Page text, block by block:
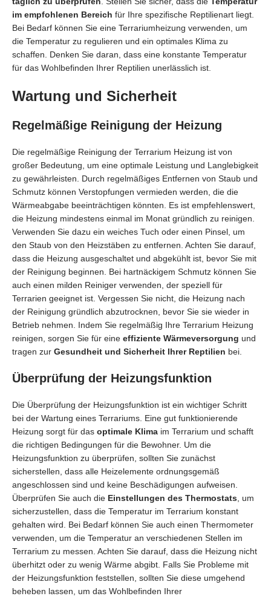
im empfohlenen Bereich für Ihre spezifische Reptilienart liegt.
Bei Bedarf können Sie eine Terrariumheizung verwenden, um
die Temperatur zu regulieren und ein optimales Klima zu
schaffen. Denken Sie daran, dass eine konstante Temperatur
für das Wohlbefinden Ihrer Reptilien unerlässlich ist.
Wartung und Sicherheit
Regelmäßige Reinigung der Heizung
Die regelmäßige Reinigung der Terrarium Heizung ist von
großer Bedeutung, um eine optimale Leistung und Langlebigkeit
zu gewährleisten. Durch regelmäßiges Entfernen von Staub und
Schmutz können Verstopfungen vermieden werden, die die
Wärmeabgabe beeinträchtigen könnten. Es ist empfehlenswert,
die Heizung mindestens einmal im Monat gründlich zu reinigen.
Verwenden Sie dazu ein weiches Tuch oder einen Pinsel, um
den Staub von den Heizstäben zu entfernen. Achten Sie darauf,
dass die Heizung ausgeschaltet und abgekühlt ist, bevor Sie mit
der Reinigung beginnen. Bei hartnäckigem Schmutz können Sie
auch einen milden Reiniger verwenden, der speziell für
Terrarien geeignet ist. Vergessen Sie nicht, die Heizung nach
der Reinigung gründlich abzutrocknen, bevor Sie sie wieder in
Betrieb nehmen. Indem Sie regelmäßig Ihre Terrarium Heizung
reinigen, sorgen Sie für eine effiziente Wärmeversorgung und
tragen zur Gesundheit und Sicherheit Ihrer Reptilien bei.
Überprüfung der Heizungsfunktion
Die Überprüfung der Heizungsfunktion ist ein wichtiger Schritt
bei der Wartung eines Terrariums. Eine gut funktionierende
Heizung sorgt für das optimale Klima im Terrarium und schafft
die richtigen Bedingungen für die Bewohner. Um die
Heizungsfunktion zu überprüfen, sollten Sie zunächst
sicherstellen, dass alle Heizelemente ordnungsgemäß
angeschlossen sind und keine Beschädigungen aufweisen.
Überprüfen Sie auch die Einstellungen des Thermostats , um
sicherzustellen, dass die Temperatur im Terrarium konstant
gehalten wird. Bei Bedarf können Sie auch einen Thermometer
verwenden, um die Temperatur an verschiedenen Stellen im
Terrarium zu messen. Achten Sie darauf, dass die Heizung nicht
überhitzt oder zu wenig Wärme abgibt. Falls Sie Probleme mit
der Heizungsfunktion feststellen, sollten Sie diese umgehend
beheben lassen, um das Wohlbefinden Ihrer